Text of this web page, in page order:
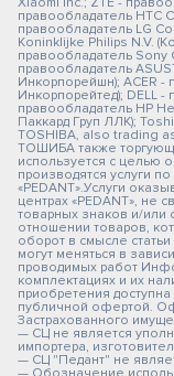
правообладатель HTC
правообладатель LG
Koninklijke Philips N.V.
правообладатель Sony
правообладатель
Инкорпорейшн); ACER -
Инкорпорейтед); DELL -
правообладатель HP
Паккард Груп ЛЛК);
TOSHIBA, also trading
ТОШИБА также
используется с целью
производятся услуги
«PEDANT».Услуги
центрах «PEDANT», не
товарных знаков и/или
отношении товаров,
оборот в смысле
могут меняться в
проводимых работ
комплектациях и их
приобретения
публичной офертой.
Застрахованного
— СЦ не является
импортера,
— СЦ "Педант" не